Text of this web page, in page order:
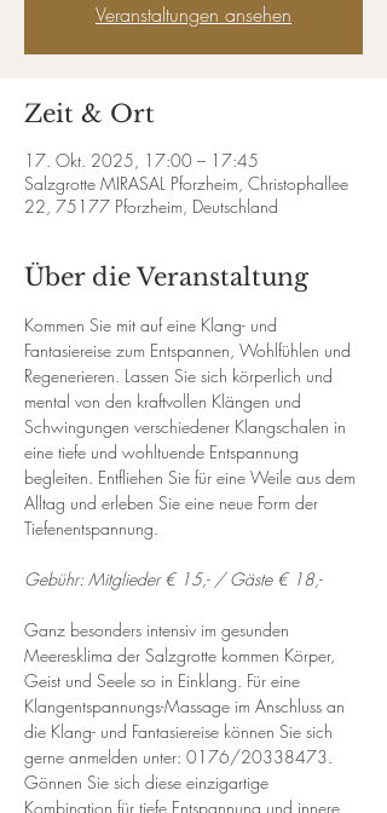
Veranstaltungen ansehen
Zeit & Ort
17. Okt. 2025, 17:00 – 17:45
Salzgrotte MIRASAL Pforzheim, Christophallee
22, 75177 Pforzheim, Deutschland
Über die Veranstaltung
Kommen Sie mit auf eine Klang- und
Fantasiereise zum Entspannen, Wohlfühlen und
Regenerieren. Lassen Sie sich körperlich und
mental von den kraftvollen Klängen und
Schwingungen verschiedener Klangschalen in
eine tiefe und wohltuende Entspannung
begleiten. Entfliehen Sie für eine Weile aus dem
Alltag und erleben Sie eine neue Form der
Tiefenentspannung.
Gebühr: Mitglieder € 15,- / Gäste € 18,-
Ganz besonders intensiv im gesunden
Meeresklima der Salzgrotte kommen Körper,
Geist und Seele so in Einklang. Für eine
Klangentspannungs-Massage im Anschluss an
die Klang- und Fantasiereise können Sie sich
gerne anmelden unter: 0176/20338473.
Gönnen Sie sich diese einzigartige
Kombination für tiefe Entspannung und innere